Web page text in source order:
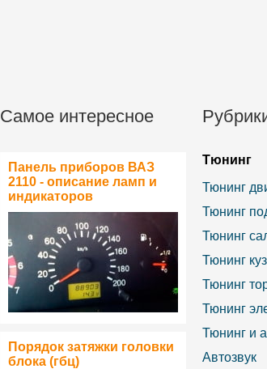
Самое интересное
Панель приборов ВАЗ
2110 - описание ламп и
индикаторов
Порядок затяжки головки
блока (гбц)
Тюнинг
Тюнинг
Тюнинг
Тюнинг
Тюнинг
Тюнинг
Тюнинг
Тюнинг и
Автозвук